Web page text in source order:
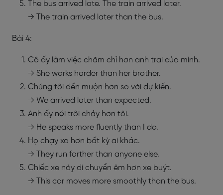
The bus arrived late. The train arrived later.
→ The train arrived later than the bus.
Bài 4:
Cô ấy làm việc chăm chỉ hơn anh trai của mình.
→ She works harder than her brother.
Chúng tôi đến muộn hơn so với dự kiến.
→ We arrived later than expected.
Anh ấy nói trôi chảy hơn tôi.
→ He speaks more fluently than I do.
Họ chạy xa hơn bất kỳ ai khác.
→ They run farther than anyone else.
Chiếc xe này di chuyển êm hơn xe buýt.
→ This car moves more smoothly than the bus.